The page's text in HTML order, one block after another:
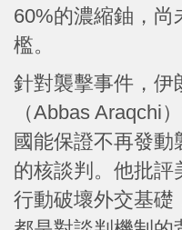
60%的濃縮鈾，尚
檻。
針對襲擊事件，伊
（Abbas Araqchi
國能保證不再發
的核談判。他批評
行動破壞外交基礎